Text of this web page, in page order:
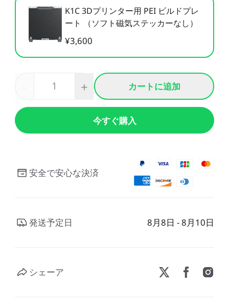
エンクロージャー nFEP剝離フィルム
すべて表示星型PTFEチューブ
「Unicorn」- K2
CFS用ケーブル CFSディスプレイキット
K1C 3Dプリンター用 PEI ビルドプレ
ート （ソフト磁気ステッカーなし）
¥3,600
+ カートに追加
今すぐ購入
安全で安心な決済
発送予定日 8月8日 - 8月10日
シェーア